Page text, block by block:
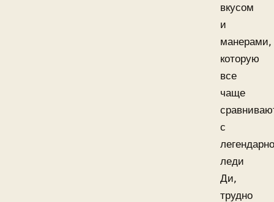
вкусом
и
манерами,
которую
все
чаще
с
леди
Ди,
трудно